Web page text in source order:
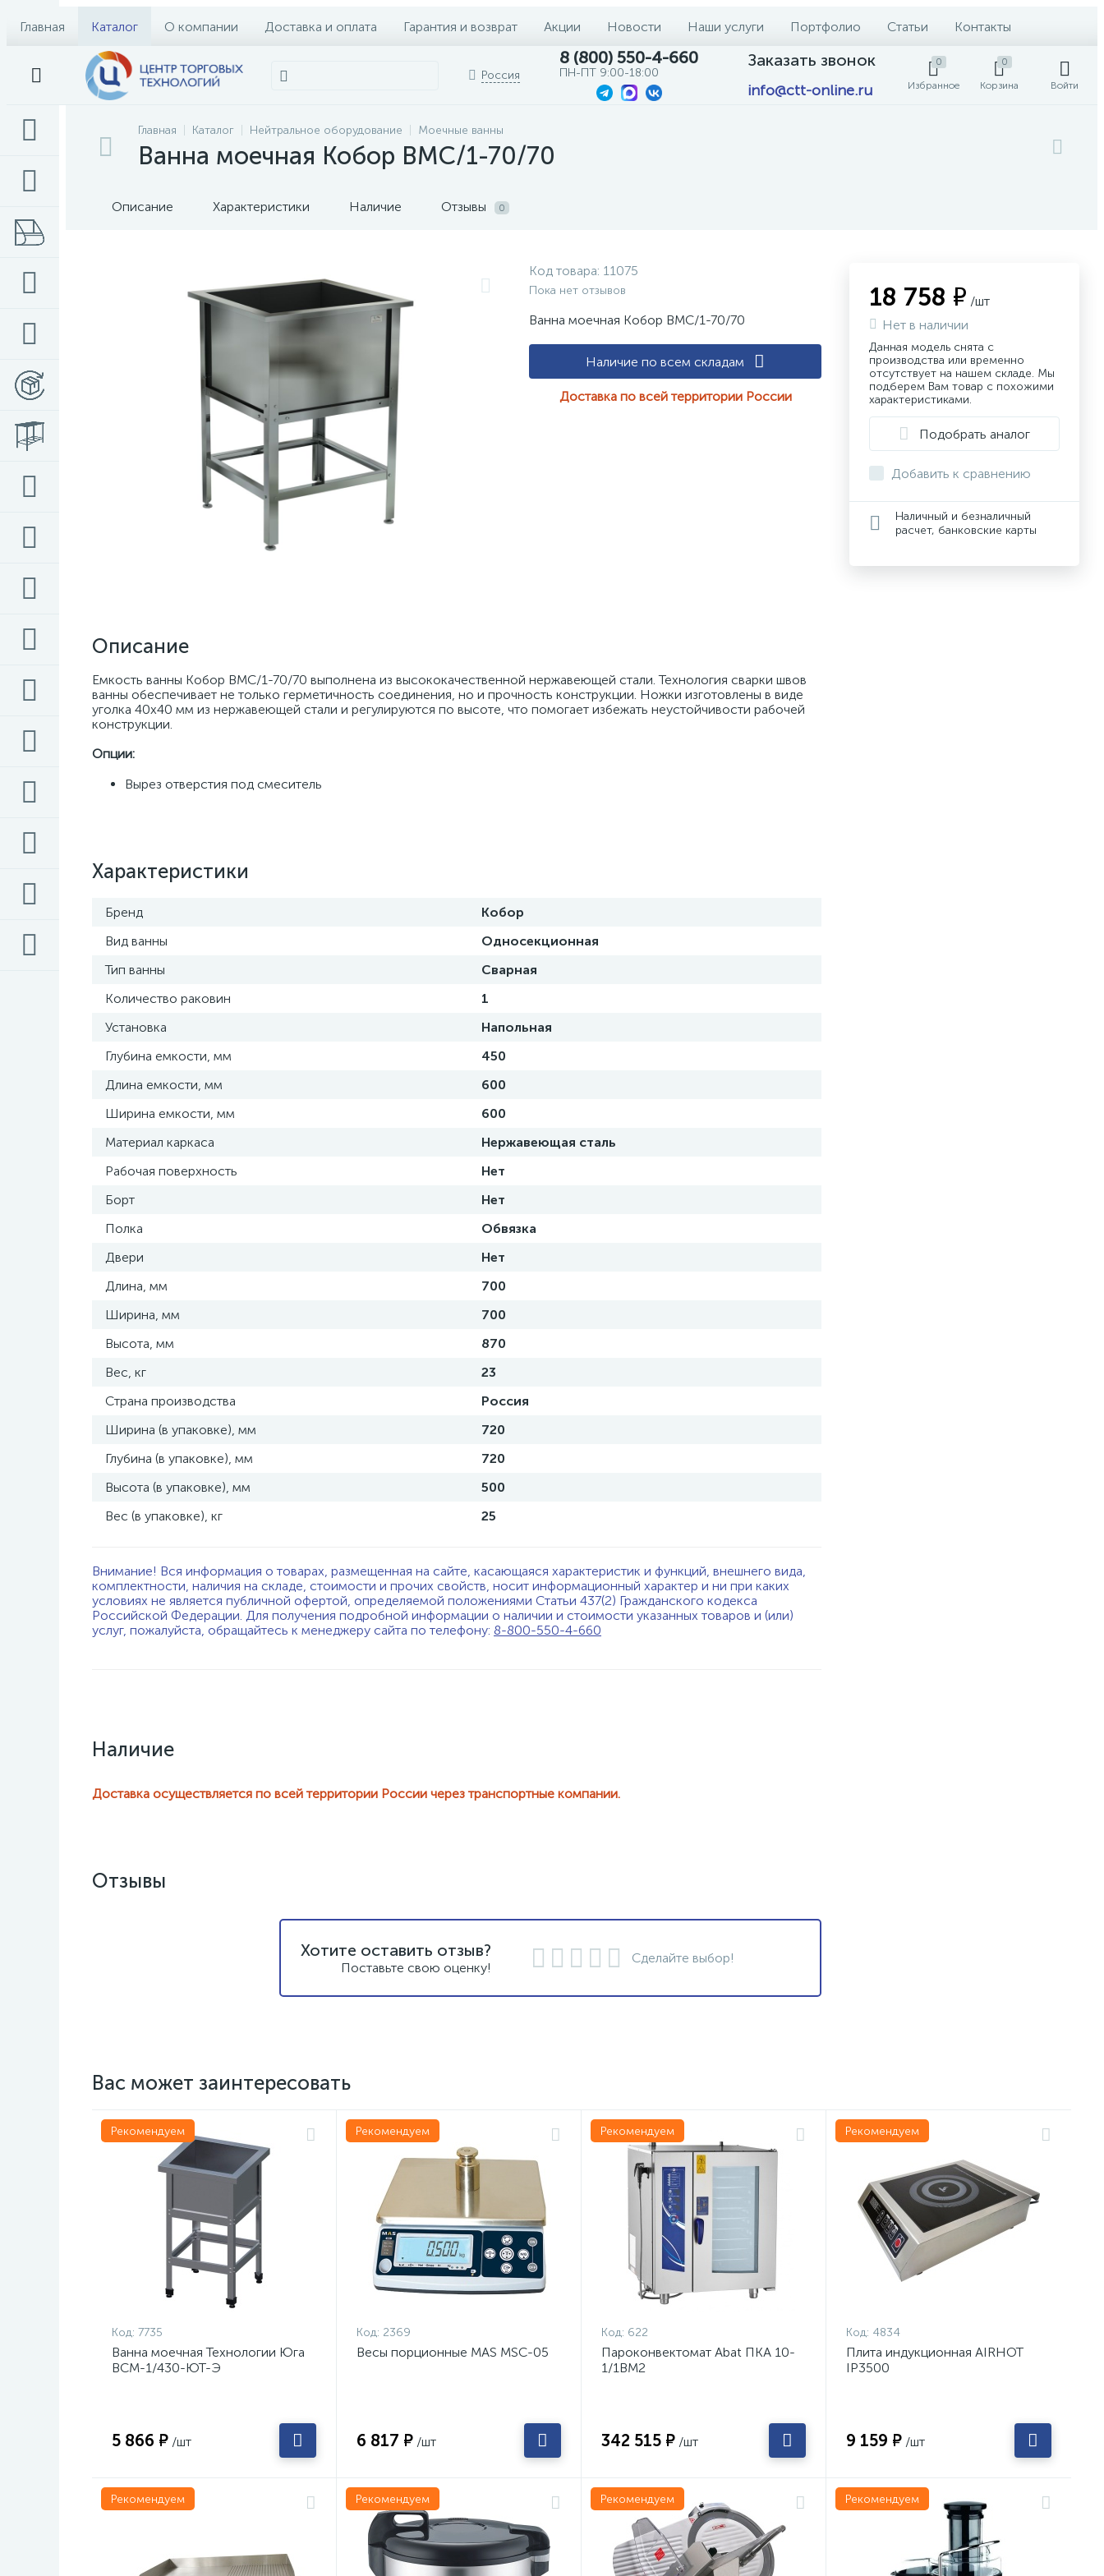
Главная Каталог О компании Доставка и оплата Гарантия и возврат Акции Новости Наши услуги Портфолио Статьи Контакты
Россия
8 (800) 550-4-660
ПН-ПТ 9:00-18:00
Заказать звонок
info@ctt-online.ru
0
Избранное
0
Корзина Войти
Главная Каталог Нейтральное оборудование Моечные ванны
Ванна моечная Кобор ВМС/1-70/70
Описание Характеристики Наличие Отзывы 0
Код товара: 11075
Пока нет отзывов
Ванна моечная Кобор ВМС/1-70/70
Наличие по всем складам
Доставка по всей территории России
Описание
Емкость ванны Кобор ВМС/1-70/70 выполнена из высококачественной нержавеющей стали. Технология сварки швов
ванны обеспечивает не только герметичность соединения, но и прочность конструкции. Ножки изготовлены в виде
уголка 40х40 мм из нержавеющей стали и регулируются по высоте, что помогает избежать неустойчивости рабочей
конструкции.
Опции:
Вырез отверстия под смеситель
Характеристики
Бренд
Кобор
Вид ванны
Односекционная
Тип ванны
Сварная
Количество раковин
1
Установка
Напольная
Глубина емкости, мм
450
Длина емкости, мм
600
Ширина емкости, мм
600
Материал каркаса
Нержавеющая сталь
Рабочая поверхность
Нет
Борт
Нет
Полка
Обвязка
Двери
Нет
Длина, мм
700
Ширина, мм
700
Высота, мм
870
Вес, кг
23
Страна производства
Россия
Ширина (в упаковке), мм
720
Глубина (в упаковке), мм
720
Высота (в упаковке), мм
500
Вес (в упаковке), кг
25
Внимание! Вся информация о товарах, размещенная на сайте, касающаяся характеристик и функций, внешнего вида,
комплектности, наличия на складе, стоимости и прочих свойств, носит информационный характер и ни при каких
условиях не является публичной офертой, определяемой положениями Статьи 437(2) Гражданского кодекса
Российской Федерации. Для получения подробной информации о наличии и стоимости указанных товаров и (или)
услуг, пожалуйста, обращайтесь к менеджеру сайта по телефону: 8-800-550-4-660
Наличие
Доставка осуществляется по всей территории России через транспортные компании.
18 758 ₽ /шт
Нет в наличии
Данная модель снята с
производства или временно
отсутствует на нашем складе. Мы
подберем Вам товар с похожими
характеристиками.
Подобрать аналог
Добавить к сравнению
Наличный и безналичный
расчет, банковские карты
Отзывы
Хотите оставить отзыв?
Поставьте свою оценку!
Сделайте выбор!
Вас может заинтересовать
Рекомендуем
Код: 7735
Ванна моечная Технологии Юга
ВСМ-1/430-ЮТ-Э
5 866 ₽ /шт
Рекомендуем
Код: 2369
Весы порционные MAS MSC-05
6 817 ₽ /шт
Рекомендуем
Код: 622
Пароконвектомат Abat ПКА 10-
1/1ВМ2
342 515 ₽ /шт
Рекомендуем
Код: 4834
Плита индукционная AIRHOT
IP3500
9 159 ₽ /шт
Рекомендуем Рекомендуем Рекомендуем Рекомендуем